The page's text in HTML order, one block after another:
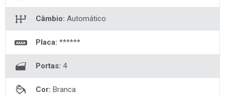
Câmbio: Automático
Placa: ******
Portas: 4
Cor: Branca